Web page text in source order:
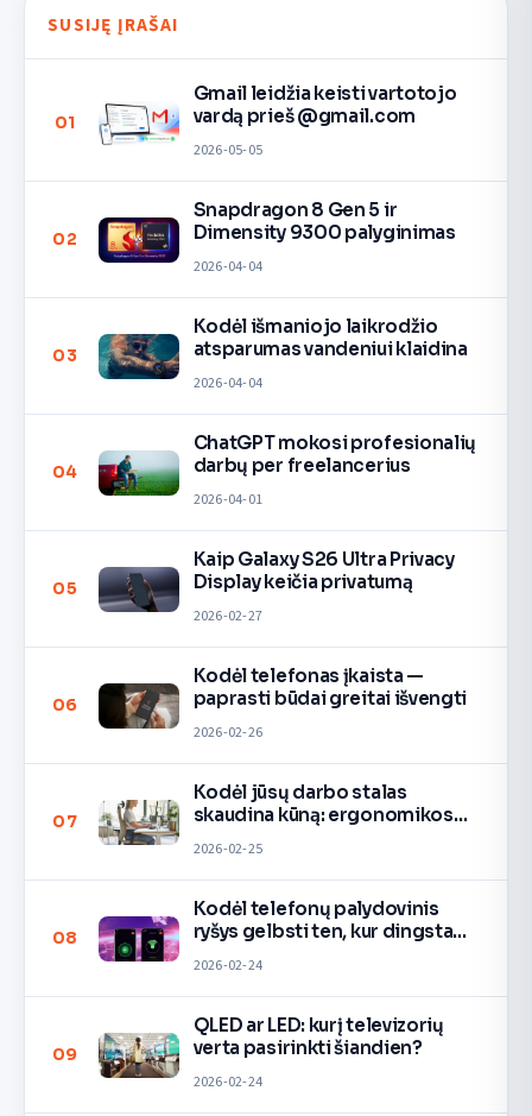
SUSIJĘ ĮRAŠAI
01
Gmail leidžia keisti vartotojo
vardą prieš @gmail.com
2026-05-05
02
Snapdragon 8 Gen 5 ir
Dimensity 9300 palyginimas
2026-04-04
03
Kodėl išmaniojo laikrodžio
atsparumas vandeniui klaidina
2026-04-04
04
ChatGPT mokosi profesionalių
darbų per freelancerius
2026-04-01
05
Kaip Galaxy S26 Ultra Privacy
Display keičia privatumą
2026-02-27
06
Kodėl telefonas įkaista —
paprasti būdai greitai išvengti
2026-02-26
07
Kodėl jūsų darbo stalas
skaudina kūną: ergonomikos
2026-02-25
08
Kodėl telefonų palydovinis
ryšys gelbsti ten, kur dingsta
2026-02-24
09
QLED ar LED: kurį televizorių
verta pasirinkti šiandien?
2026-02-24